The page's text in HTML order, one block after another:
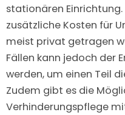
stationären
zusätzliche Kosten für
meist privat getragen
Fällen kann jedoch der
werden, um einen Teil
Zudem gibt es die
Verhinderungspflege